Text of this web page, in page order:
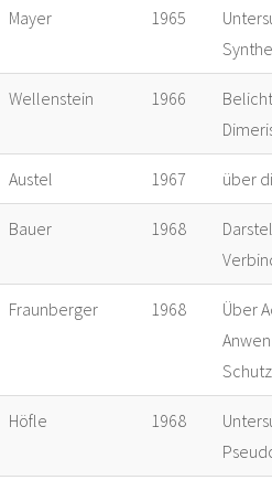
Mayer 1965
Wellenstein 1966
Austel 1967 über
Bauer 1968
Fraunberger 1968
Über
Höfle 1968